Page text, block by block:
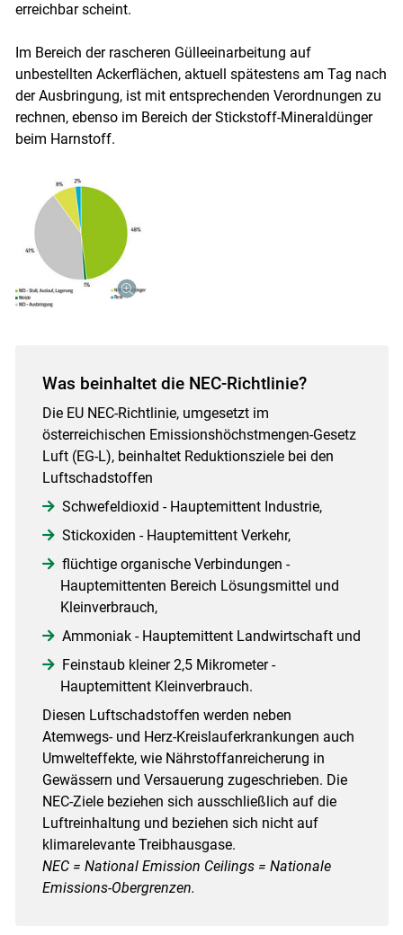
erreichbar scheint.
Im Bereich der rascheren Gülleeinarbeitung auf
unbestellten Ackerflächen, aktuell spätestens am Tag nach
der Ausbringung, ist mit entsprechenden Verordnungen zu
rechnen, ebenso im Bereich der Stickstoff-Mineraldünger
beim Harnstoff.
Was beinhaltet die NEC-Richtlinie?
Die EU NEC-Richtlinie, umgesetzt im
österreichischen Emissionshöchstmengen-Gesetz
Luft (EG-L), beinhaltet Reduktionsziele bei den
Luftschadstoffen
Schwefeldioxid - Hauptemittent Industrie,
Stickoxiden - Hauptemittent Verkehr,
flüchtige organische Verbindungen -
Hauptemittenten Bereich Lösungsmittel und
Kleinverbrauch,
Ammoniak - Hauptemittent Landwirtschaft und
Feinstaub kleiner 2,5 Mikrometer -
Hauptemittent Kleinverbrauch.
Diesen Luftschadstoffen werden neben
Atemwegs- und Herz-Kreislauferkrankungen auch
Umwelteffekte, wie Nährstoffanreicherung in
Gewässern und Versauerung zugeschrieben. Die
NEC-Ziele beziehen sich ausschließlich auf die
Luftreinhaltung und beziehen sich nicht auf
klimarelevante Treibhausgase.
NEC = National Emission Ceilings = Nationale
Emissions-Obergrenzen.